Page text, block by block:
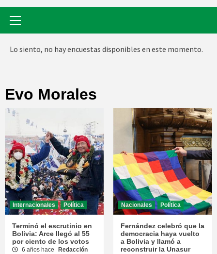
Lo siento, no hay encuestas disponibles en este momento.
Evo Morales
Internacionales Política
Terminó el escrutinio en
Bolivia: Arce llegó al 55
por ciento de los votos
6 años hace
Redacción
Nacionales Política
Fernández celebró que la
democracia haya vuelto
a Bolivia y llamó a
reconstruir la Unasur